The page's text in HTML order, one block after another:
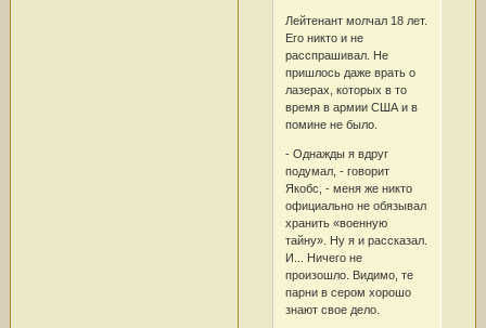
Лейтенант молчал 18 лет.
Его никто и не
расспрашивал. Не
пришлось даже врать о
лазерах, которых в то
время в армии США и в
помине не было.
- Однажды я вдруг
подумал, - говорит
Якобс, - меня же никто
официально не обязывал
хранить «военную
тайну». Ну я и рассказал.
И... Ничего не
произошло. Видимо, те
парни в сером хорошо
знают свое дело.